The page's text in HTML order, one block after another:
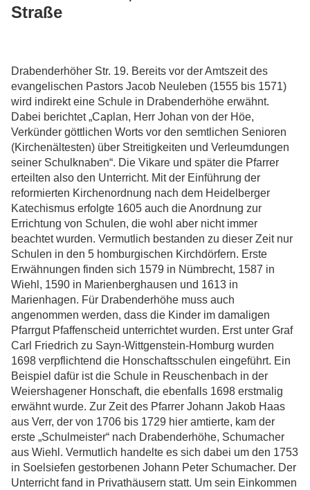
Straße
Drabenderhöher Str. 19. Bereits vor der Amtszeit des
evangelischen Pastors Jacob Neuleben (1555 bis 1571)
wird indirekt eine Schule in Drabenderhöhe erwähnt.
Dabei berichtet „Caplan, Herr Johan von der Höe,
Verkünder göttlichen Worts vor den semtlichen Senioren
(Kirchenältesten) über Streitigkeiten und Verleumdungen
seiner Schulknaben“. Die Vikare und später die Pfarrer
erteilten also den Unterricht. Mit der Einführung der
reformierten Kirchenordnung nach dem Heidelberger
Katechismus erfolgte 1605 auch die Anordnung zur
Errichtung von Schulen, die wohl aber nicht immer
beachtet wurden. Vermutlich bestanden zu dieser Zeit nur
Schulen in den 5 homburgischen Kirchdörfern. Erste
Erwähnungen finden sich 1579 in Nümbrecht, 1587 in
Wiehl, 1590 in Marienberghausen und 1613 in
Marienhagen. Für Drabenderhöhe muss auch
angenommen werden, dass die Kinder im damaligen
Pfarrgut Pfaffenscheid unterrichtet wurden. Erst unter Graf
Carl Friedrich zu Sayn-Wittgenstein-Homburg wurden
1698 verpflichtend die Honschaftsschulen eingeführt. Ein
Beispiel dafür ist die Schule in Reuschenbach in der
Weiershagener Honschaft, die ebenfalls 1698 erstmalig
erwähnt wurde. Zur Zeit des Pfarrer Johann Jakob Haas
aus Verr, der von 1706 bis 1729 hier amtierte, kam der
erste „Schulmeister“ nach Drabenderhöhe, Schumacher
aus Wiehl. Vermutlich handelte es sich dabei um den 1753
in Soelsiefen gestorbenen Johann Peter Schumacher. Der
Unterricht fand in Privathäusern statt. Um sein Einkommen